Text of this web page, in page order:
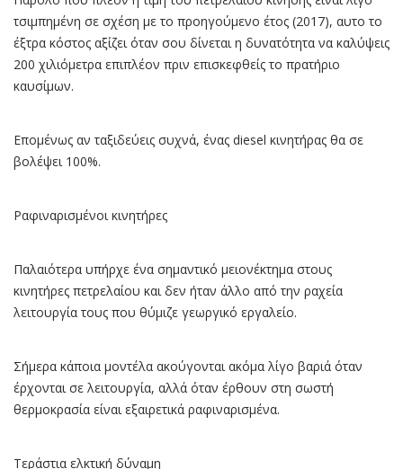
τσιμπημένη σε σχέση με το προηγούμενο έτος (2017), αυτο το
έξτρα κόστος αξίζει όταν σου δίνεται η δυνατότητα να καλύψεις
200 χιλιόμετρα επιπλέον πριν επισκεφθείς το πρατήριο
καυσίμων.
Επομένως αν ταξιδεύεις συχνά, ένας diesel κινητήρας θα σε
βολέψει 100%.
Ραφιναρισμένοι κινητήρες
Παλαιότερα υπήρχε ένα σημαντικό μειονέκτημα στους
κινητήρες πετρελαίου και δεν ήταν άλλο από την ραχεία
λειτουργία τους που θύμιζε γεωργικό εργαλείο.
Σήμερα κάποια μοντέλα ακούγονται ακόμα λίγο βαριά όταν
έρχονται σε λειτουργία, αλλά όταν έρθουν στη σωστή
θερμοκρασία είναι εξαιρετικά ραφιναρισμένα.
Τεράστια ελκτική δύναμη